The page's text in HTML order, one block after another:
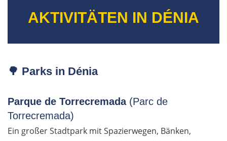
AKTIVITÄTEN IN DÉNIA
🌳 Parks in Dénia
Parque de Torrecremada (Parc de
Torrecremada)
Ein großer Stadtpark mit Spazierwegen, Bänken,
Suwałki
Wyszków
Warschau